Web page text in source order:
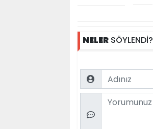
NELERSÖYLENDİ?
Name
Comment